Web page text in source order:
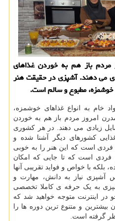
مردم باز هم به خوردن غذاهای
می دهند. آشپزی در حقیقت هنر
خوشمزه، مطبوع و سالم است.
خام به انواع غذاهای خوشمزه،
امروز مردم باز هم به خوردن
زیادی می دهند. در هر کشوری
کشورهای دیگر آشنا شده و
فردی است که این هنر را به خوبی
فردی است که تا جایی که امکان
بلکه با خواص و فواید تقریبی آنها
آشپزی نیاز به دانش، مهارت و
به یک حرفه ی کاملا تخصصی
اینترنت متوجه خواهید شد که
بیشترین و متنوع ترین دوره ها را
گرفته است.